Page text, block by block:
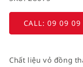
CALL: 09 09
Chất liệu vỏ đồng